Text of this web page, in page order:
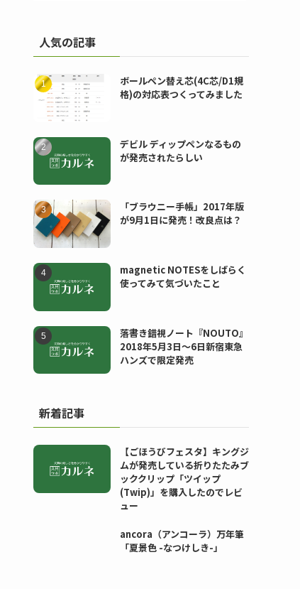
人気の記事
ボールペン替え芯(4C芯/D1規
格)の対応表つくってみました
デビル ディップペンなるもの
が発売されたらしい
「ブラウニー手帳」2017年版
が9月1日に発売！改良点は？
magnetic NOTESをしばらく
使ってみて気づいたこと
落書き錯視ノート『NOUTO』
2018年5月3日〜6日新宿東急
ハンズで限定発売
新着記事
【ごほうびフェスタ】キングジ
ムが発売している折りたたみブ
ッククリップ「ツイップ
(Twip)」を購入したのでレビ
ュー
ancora（アンコーラ）万年筆
「夏景色 -なつけしき-」